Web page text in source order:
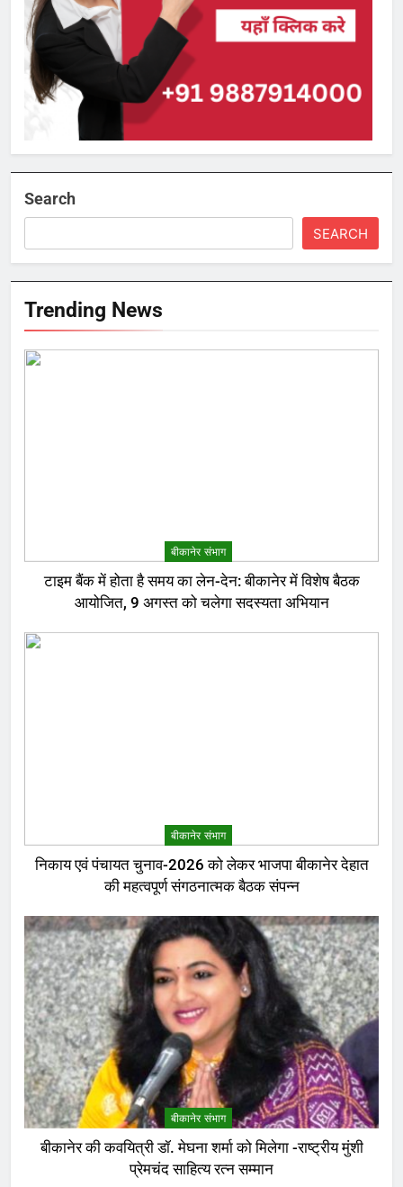
Search
SEARCH
Trending News
बीकानेर संभाग
टाइम बैंक में होता है समय का लेन-देन: बीकानेर में विशेष बैठक
आयोजित, 9 अगस्त को चलेगा सदस्यता अभियान
बीकानेर संभाग
निकाय एवं पंचायत चुनाव-2026 को लेकर भाजपा बीकानेर देहात
की महत्वपूर्ण संगठनात्मक बैठक संपन्न
बीकानेर संभाग
बीकानेर की कवयित्री डॉ. मेघना शर्मा को मिलेगा -राष्ट्रीय मुंशी
प्रेमचंद साहित्य रत्न सम्मान